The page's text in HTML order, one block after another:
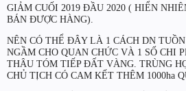
GIẢM CUỐI 2019 ĐẦU 2020 ( HIỂN
BÁN ĐƯỢC HÀNG).
NÊN CÓ THỂ ĐÂY LÀ 1 CÁCH DN
NGẦM CHO QUAN CHỨC VÀ 1 SỐ CHI
THÂU TÓM TIẾP ĐẤT VÀNG. TRÙNG
CHỦ TỊCH CÓ CAM KẾT THÊM 1000ha